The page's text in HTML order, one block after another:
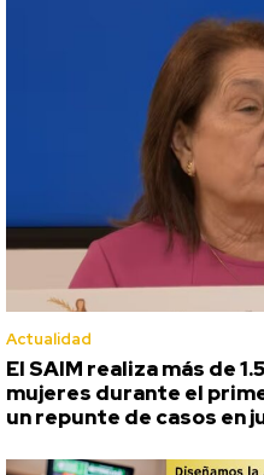
Actualidad
El SAIM realiza más de
mujeres durante el
un repunte de casos en